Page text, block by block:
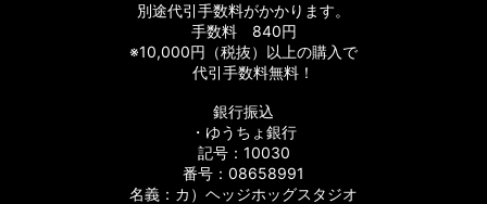
別途代引手数料がかかります。
手数料 840円
※10,000円（税抜）以上の購入で
代引手数料無料！
銀行振込
・ゆうちょ銀行
記号：10030
番号：08658991
名義：カ）ヘッジホッグスタジオ